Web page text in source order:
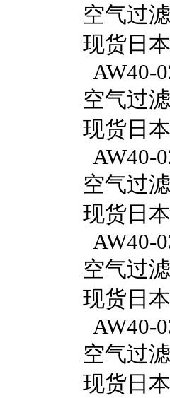
空气过
现货日
AW40-
空气过
现货日
AW40-
空气过
现货日
AW40-
空气过
现货日
AW40-
空气过
现货日